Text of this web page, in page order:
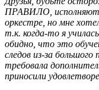
ПРАВИЛО,
оркестре, но мне
т.к. когда-то я
обидно, что это
следов из-за
требовала
приносили